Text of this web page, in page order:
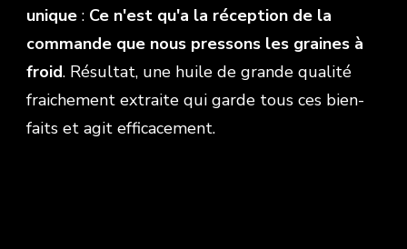
unique : Ce n'est qu'a la réception de la
commande que nous pressons les graines à
froid. Résultat, une huile de grande qualité
fraichement extraite qui garde tous ces bien-
faits et agit efficacement.